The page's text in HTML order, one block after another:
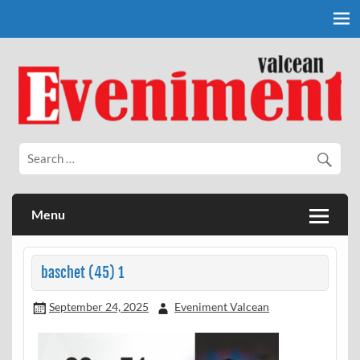
Eveniment Valcean
Menu
baschet (45) 1
September 24, 2025 Eveniment Valcean